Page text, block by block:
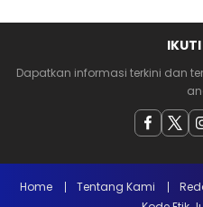
Dapatkan informasi terkini dan
Home Tentang Kami